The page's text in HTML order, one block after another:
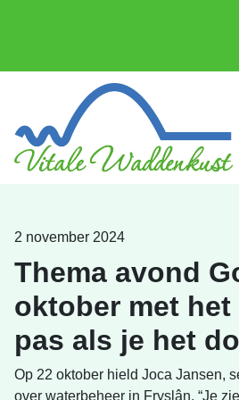
2 november 2024
Thema avond
oktober met het
pas als je het
Op 22 oktober hield Joca Jansen,
over waterbeheer in Fryslân. “Je